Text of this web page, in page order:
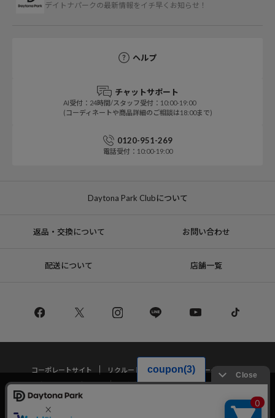
デイトナパークの最新情報をイチ早くお知らせ！
ヘルプ
チャットサポート
AI受付：24時間/スタッフ受付：10:00-19:00
(コーディネートや商品詳細のご相談は18:00まで)
0120-951-269
電話受付：10:00-19:00
Daytona Park Clubについて
返品・交換について お問い合わせ
配送について 店舗一覧
コーポレートサイト リクルート
サステナブルマークについて
プライバシーポリシー
特定商取引法・古物営業法に基づく表記
当サイトでは利用体験の向上およびコンテンツの最適な提供、トラフィック
の分析を目的としてCookieを使用しています。